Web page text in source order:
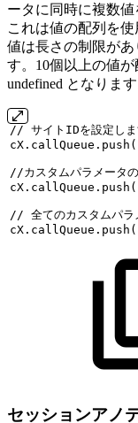
ータに同時に複数値
これは値の配列を
値は長さの制限が
す。10個以上の値
undefined となります
// サイトIDを設定し
//カスタムパラメー
// 全てのカスタムパ
セッションアノ